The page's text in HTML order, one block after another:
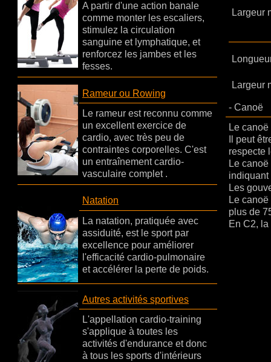
A partir d'une action banale
comme monter les escaliers,
stimulez la circulation
sanguine et lymphatique, et
renforcez les jambes et les
fesses.
Rameur ou Rowing
Le rameur est reconnu comme
un excellent exercice de
cardio, avec très peu de
contraintes corporelles. C'est
un entraînement cardio-
vasculaire complet .
Natation
La natation, pratiquée avec
assiduité, est le sport par
excellence pour améliorer
l'efficacité cardio-pulmonaire
et accélérer la perte de poids.
Autres activités sportives
L'appellation cardio-training
s'applique à toutes les
activités d'endurance et donc
à tous les sports d'intérieurs
Largeur
Largeur
- Canoë
Le
Il peut
respecte
Le
Les
Le
plus de
En C2,